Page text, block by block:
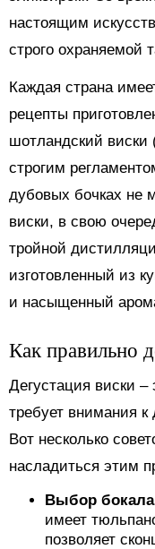
настоящим
строго охраняемой
Каждая страна
рецепты
шотландский виски
строгим
дубовых бочках не
виски, в свою
тройной
изготовленный из
и насыщенный
Как правильно
Дегустация виски
требует внимания к
Вот несколько
насладиться этим
Выбор
имеет
позволяет